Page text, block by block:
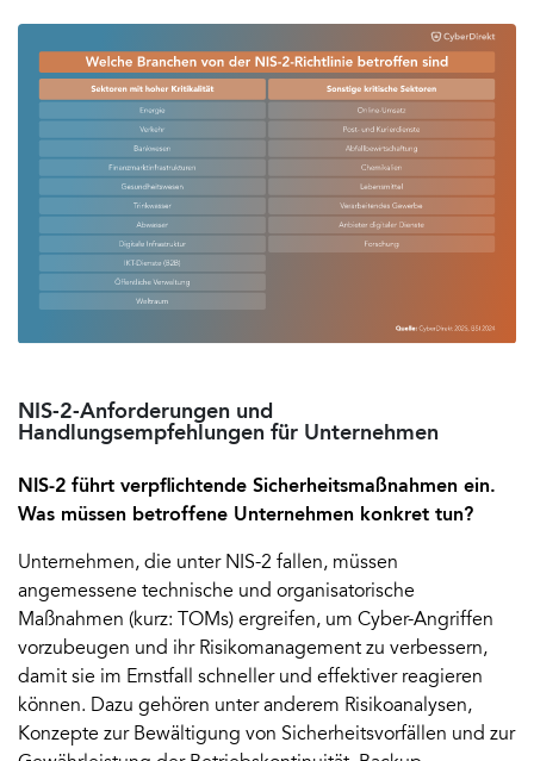
NIS-2-Anforderungen und
Handlungsempfehlungen für Unternehmen
NIS-2 führt verpflichtende Sicherheitsmaßnahmen ein.
Was müssen betroffene Unternehmen konkret tun?
Unternehmen, die unter NIS-2 fallen, müssen
angemessene technische und organisatorische
Maßnahmen (kurz: TOMs) ergreifen, um Cyber-Angriffen
vorzubeugen und ihr Risikomanagement zu verbessern,
damit sie im Ernstfall schneller und effektiver reagieren
können. Dazu gehören unter anderem Risikoanalysen,
Konzepte zur Bewältigung von Sicherheitsvorfällen und zur